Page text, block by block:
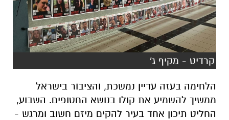
קרדיט - מקיף ג'
הלחימה בעזה עדיין נמשכת, והציבור בישראל
ממשיך להשמיע את קולו בנושא החטופים. השבוע,
החליט תיכון אחד בעיר להקים מיזם חשוב ומרגש -